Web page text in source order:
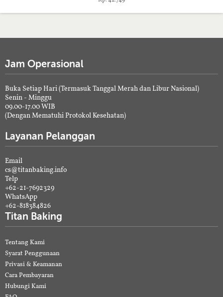
Jam Operasional
Buka Setiap Hari (Termasuk Tanggal Merah dan Libur Nasional)
Senin - Minggu
09.00-17.00 WIB
(Dengan Mematuhi Protokol Kesehatan)
Layanan Pelanggan
Email
cs@titanbaking.info
Telp
+62-21-7692329
WhatsApp
+62-818384826
Titan Baking
Tentang Kami
Syarat Penggunaan
Privasi & Keamanan
Cara Pembayaran
Hubungi Kami